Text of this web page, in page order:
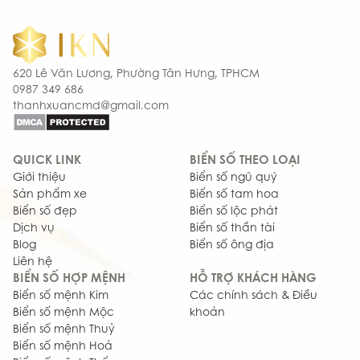
Tạo trường khí tốt:
bằng giúp tạo sự hài hòa, ổn định cho chủ nhân, từ đó
thu hút cát khí và mang đến sự an yên trong tâm thế.
Những ý nghĩa phong thủy cát lành của biển số xe hợp tuổi
620 Lê Văn Lương, Phường Tân Hưng, TPHCM
0987 349 686
thanhxuancmd@gmail.com
QUICK LINK
Giới thiệu
Sản phẩm xe
Biển số đẹp
Dịch vụ
Blog
Liên hệ
BIỂN SỐ THEO LOẠI
Biển số ngũ quý
Biển số tam hoa
Biển số lộc phát
Biển số thần tài
Biển số ông địa
BIỂN SỐ HỢP MỆNH
Biển số mệnh Kim
Biển số mệnh Mộc
Biển số mệnh Thuỷ
Biển số mệnh Hoả
HỖ TRỢ KHÁCH HÀNG
Các chính sách & Điều
khoản